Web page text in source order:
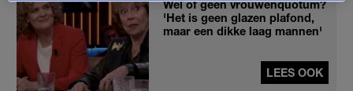
Wel of geen vrouwenquotum?
'Het is geen glazen plafond,
maar een dikke laag mannen'
LEES OOK